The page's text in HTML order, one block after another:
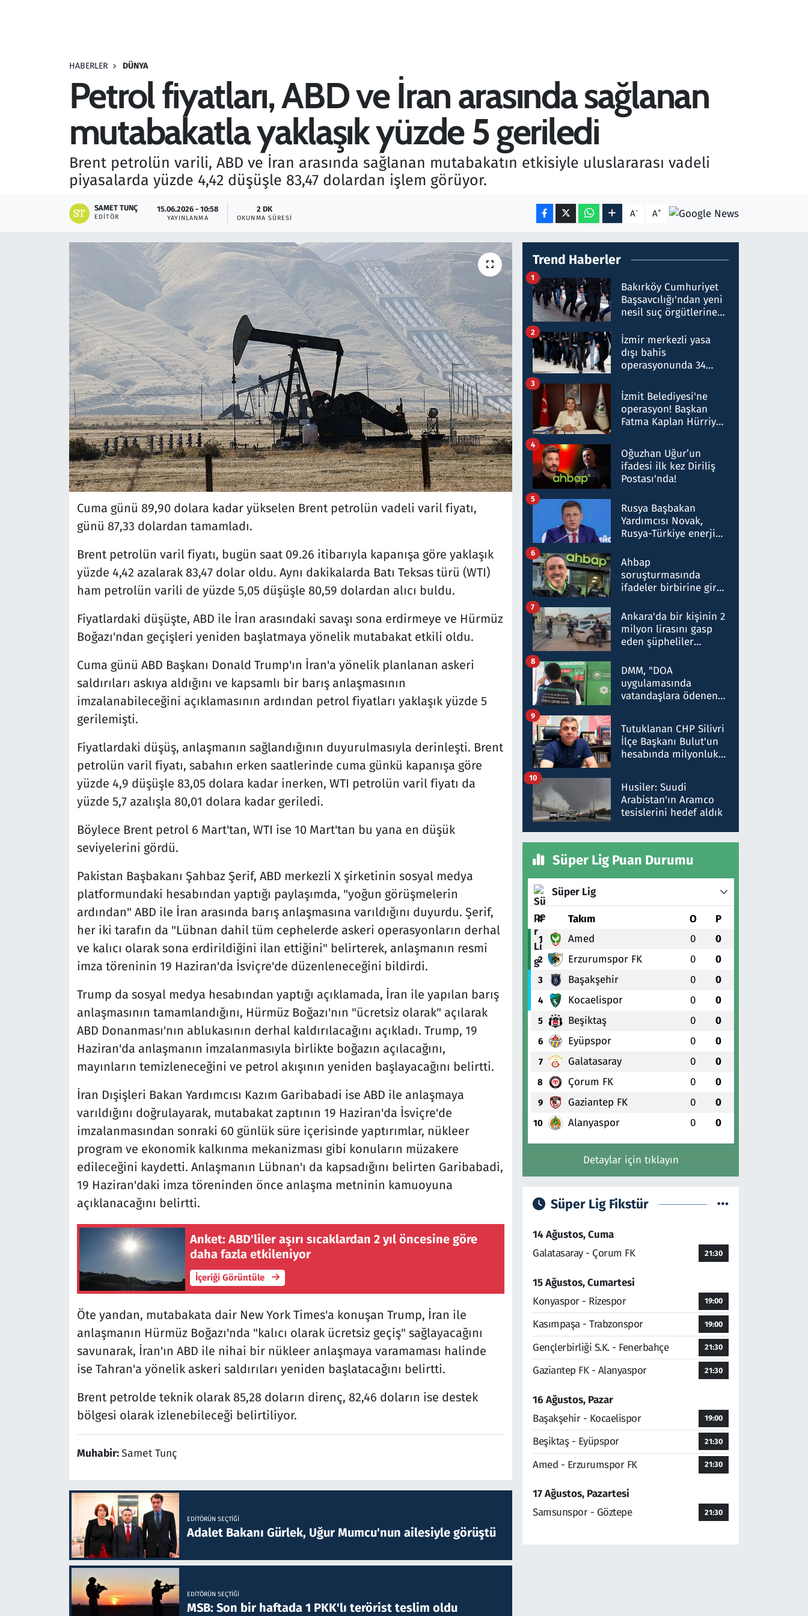
HABERLER DÜNYA
Petrol fiyatları, ABD ve İran arasında sağlanan
mutabakatla yaklaşık yüzde 5 geriledi
Brent petrolün varili, ABD ve İran arasında sağlanan mutabakatın etkisiyle uluslararası vadeli
piyasalarda yüzde 4,42 düşüşle 83,47 dolardan işlem görüyor.
SAMET TUNÇ
EDITÖR
15.06.2026 - 10:58
YAYINLANMA
2 DK
OKUNMA SÜRESI A- A+
Cuma günü 89,90 dolara kadar yükselen Brent petrolün vadeli varil fiyatı,
günü 87,33 dolardan tamamladı.
Brent petrolün varil fiyatı, bugün saat 09.26 itibarıyla kapanışa göre yaklaşık
yüzde 4,42 azalarak 83,47 dolar oldu. Aynı dakikalarda Batı Teksas türü (WTI)
ham petrolün varili de yüzde 5,05 düşüşle 80,59 dolardan alıcı buldu.
Fiyatlardaki düşüşte, ABD ile İran arasındaki savaşı sona erdirmeye ve Hürmüz
Boğazı'ndan geçişleri yeniden başlatmaya yönelik mutabakat etkili oldu.
Cuma günü ABD Başkanı Donald Trump'ın İran'a yönelik planlanan askeri
saldırıları askıya aldığını ve kapsamlı bir barış anlaşmasının
imzalanabileceğini açıklamasının ardından petrol fiyatları yaklaşık yüzde 5
gerilemişti.
Fiyatlardaki düşüş, anlaşmanın sağlandığının duyurulmasıyla derinleşti. Brent
petrolün varil fiyatı, sabahın erken saatlerinde cuma günkü kapanışa göre
yüzde 4,9 düşüşle 83,05 dolara kadar inerken, WTI petrolün varil fiyatı da
yüzde 5,7 azalışla 80,01 dolara kadar geriledi.
Böylece Brent petrol 6 Mart'tan, WTI ise 10 Mart'tan bu yana en düşük
seviyelerini gördü.
Pakistan Başbakanı Şahbaz Şerif, ABD merkezli X şirketinin sosyal medya
platformundaki hesabından yaptığı paylaşımda, "yoğun görüşmelerin
ardından" ABD ile İran arasında barış anlaşmasına varıldığını duyurdu. Şerif,
her iki tarafın da "Lübnan dahil tüm cephelerde askeri operasyonların derhal
ve kalıcı olarak sona erdirildiğini ilan ettiğini" belirterek, anlaşmanın resmi
imza töreninin 19 Haziran'da İsviçre'de düzenleneceğini bildirdi.
Trump da sosyal medya hesabından yaptığı açıklamada, İran ile yapılan barış
anlaşmasının tamamlandığını, Hürmüz Boğazı'nın "ücretsiz olarak" açılarak
ABD Donanması'nın ablukasının derhal kaldırılacağını açıkladı. Trump, 19
Haziran'da anlaşmanın imzalanmasıyla birlikte boğazın açılacağını,
mayınların temizleneceğini ve petrol akışının yeniden başlayacağını belirtti.
İran Dışişleri Bakan Yardımcısı Kazım Garibabadi ise ABD ile anlaşmaya
varıldığını doğrulayarak, mutabakat zaptının 19 Haziran'da İsviçre'de
imzalanmasından sonraki 60 günlük süre içerisinde yaptırımlar, nükleer
program ve ekonomik kalkınma mekanizması gibi konuların müzakere
edileceğini kaydetti. Anlaşmanın Lübnan'ı da kapsadığını belirten Garibabadi,
19 Haziran'daki imza töreninden önce anlaşma metninin kamuoyuna
açıklanacağını belirtti.
Anket: ABD'liler aşırı sıcaklardan 2 yıl öncesine göre
daha fazla etkileniyor
İçeriği Görüntüle
Öte yandan, mutabakata dair New York Times'a konuşan Trump, İran ile
anlaşmanın Hürmüz Boğazı'nda "kalıcı olarak ücretsiz geçiş" sağlayacağını
savunarak, İran'ın ABD ile nihai bir nükleer anlaşmaya varamaması halinde
ise Tahran'a yönelik askeri saldırıları yeniden başlatacağını belirtti.
Brent petrolde teknik olarak 85,28 doların direnç, 82,46 doların ise destek
bölgesi olarak izlenebileceği belirtiliyor.
Muhabir:Samet Tunç
EDITÖRÜN SEÇTIĞI
Adalet Bakanı Gürlek, Uğur Mumcu'nun ailesiyle görüştü
EDITÖRÜN SEÇTIĞI
MSB: Son bir haftada 1 PKK'lı terörist teslim oldu
Trend Haberler
Bakırköy Cumhuriyet
Başsavcılığı'ndan yeni
nesil suç örgütlerine
hakkında gözaltı kararı
1
İzmir merkezli yasa
dışı bahis
operasyonunda 34
Milyar liralık para
trafiği tespit edildi
2
İzmit Belediyesi'ne
operasyon! Başkan
Fatma Kaplan Hürriyet
3
Oğuzhan Uğur’un
ifadesi ilk kez Diriliş
Postası'nda!
4
Rusya Başbakan
Yardımcısı Novak,
Rusya-Türkiye enerji
nitelikte olduğunu
belirtti
5
Ahbap
soruşturmasında
ifadeler birbirine girdi:
ifadelerinden ortaya
çıkan tablo şok etti
6
Ankara'da bir kişinin 2
milyon lirasını gasp
eden şüpheliler
7
DMM, "DOA
uygulamasında
vatandaşlara ödenen
düşürüldüğü" iddiasını
yalanladı
8
Tutuklanan CHP Silivri
İlçe Başkanı Bulut'un
hesabında milyonluk
talimat verdi, ben
gönderdim
9
Husiler: Suudi
Arabistan'ın Aramco
tesislerini hedef aldık
10
Süper Lig Puan Durumu
Süper Lig
# Takım O P
1 Amed 0 0
2 Erzurumspor FK 0 0
3 Başakşehir 0 0
4 Kocaelispor 0 0
5 Beşiktaş 0 0
6 Eyüpspor 0 0
7 Galatasaray 0 0
8 Çorum FK 0 0
9 Gaziantep FK 0 0
10 Alanyaspor 0 0
Detaylar için tıklayın
Süper Lig Fikstür
14 Ağustos, Cuma
Galatasaray - Çorum FK
21:30
15 Ağustos, Cumartesi
Konyaspor - Rizespor
19:00
Kasımpaşa - Trabzonspor 19:00
Gençlerbirliği S.K. - Fenerbahçe 21:30
Gaziantep FK - Alanyaspor 21:30
16 Ağustos, Pazar
Başakşehir - Kocaelispor
19:00
Beşiktaş - Eyüpspor 21:30
Amed - Erzurumspor FK 21:30
17 Ağustos, Pazartesi
Samsunspor - Göztepe
21:30
Teknoloji ve Bilim
Televizyon